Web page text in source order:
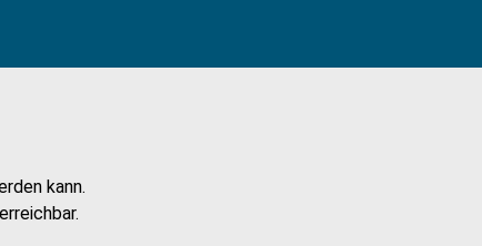
kann.